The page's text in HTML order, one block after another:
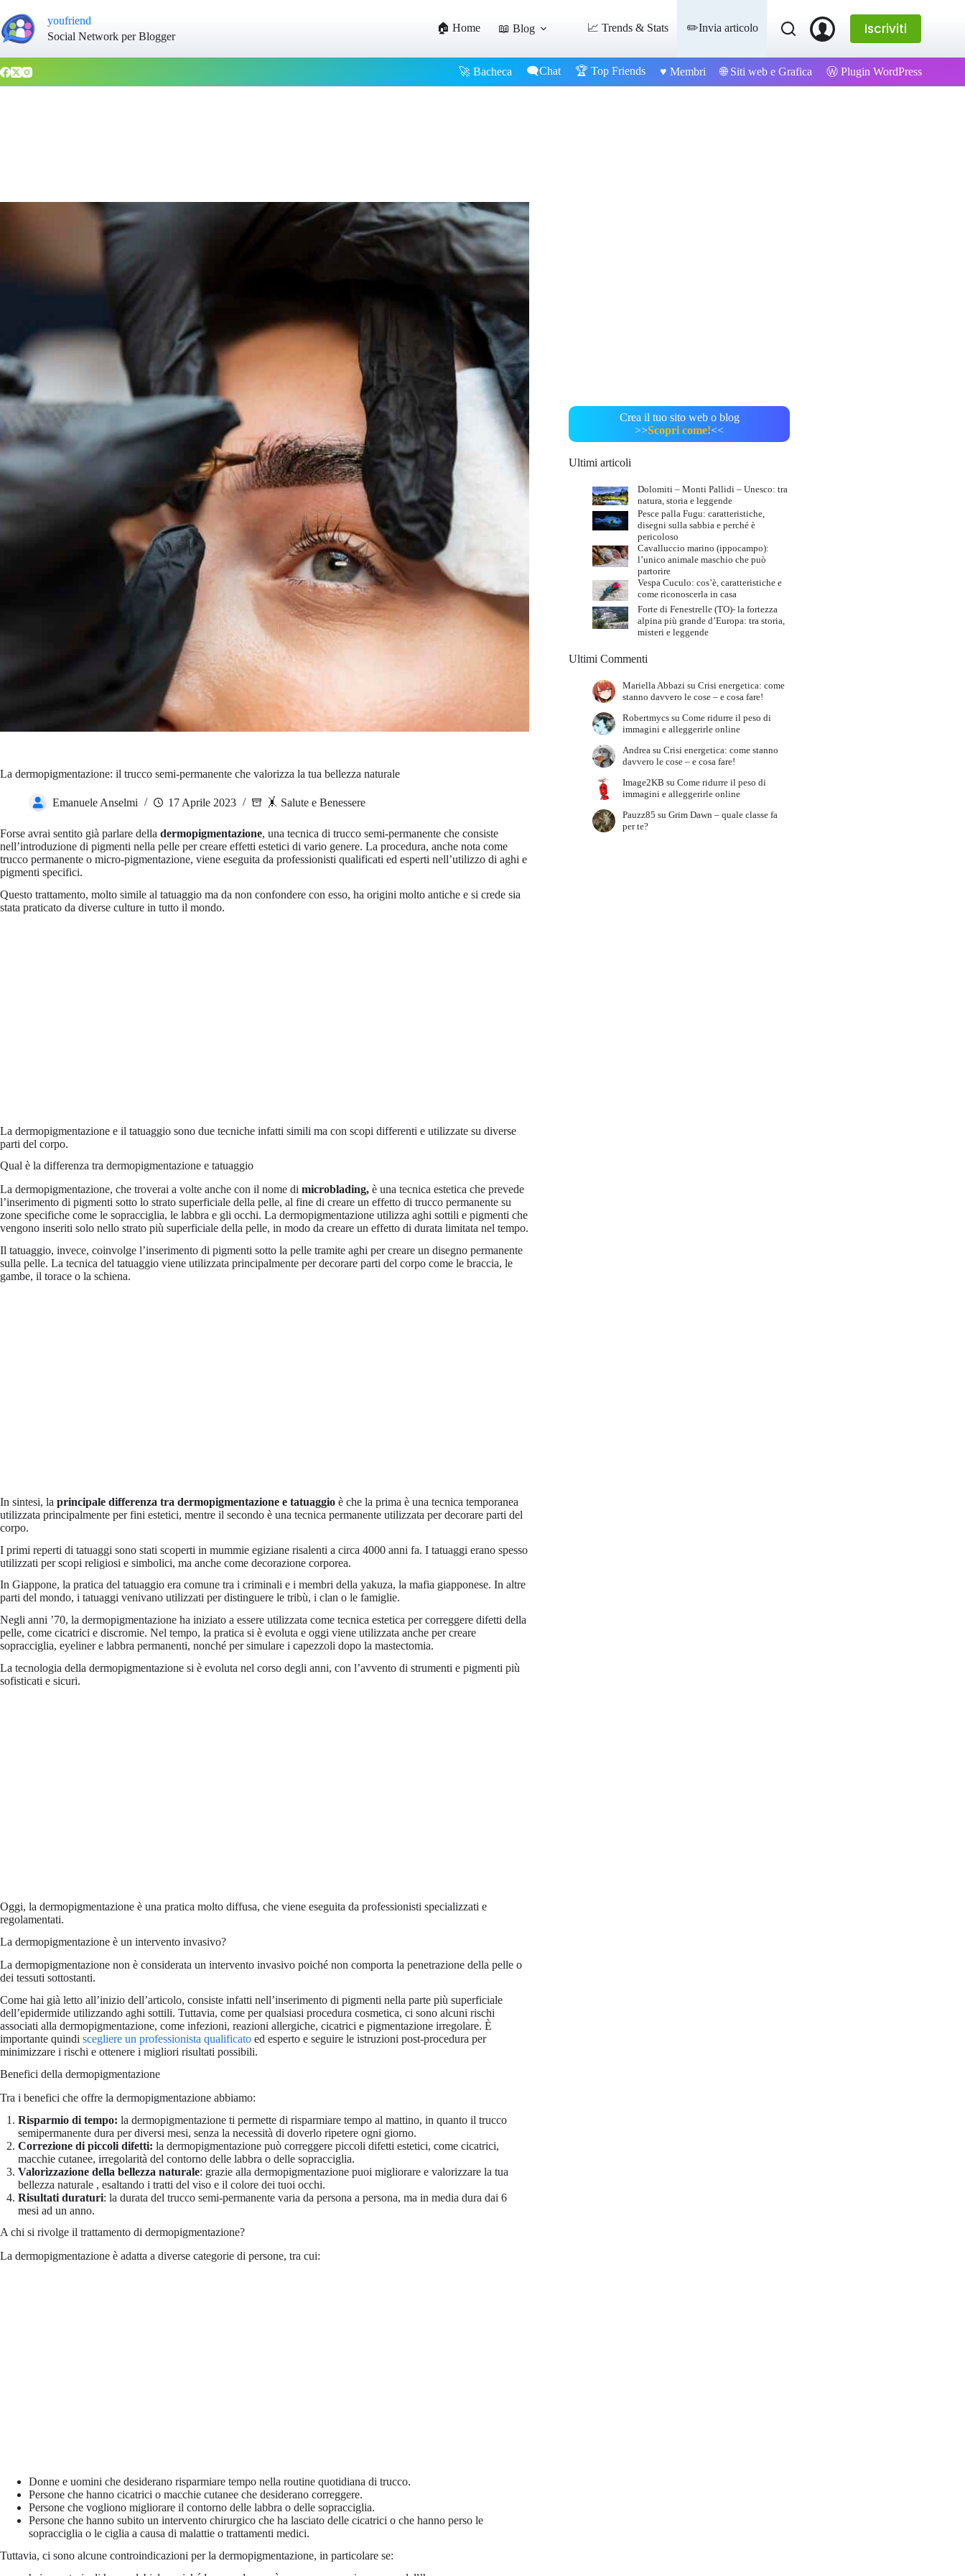
youfriend
Social Network per Blogger
🏠 Home 📖 Blog 📈 Trends & Stats ✏️Invia articolo Iscriviti
🚀 Bacheca 🗨️Chat 🏆 Top Friends ♥️ Membri 🌐 Siti web e Grafica Ⓦ Plugin WordPress
La dermopigmentazione: il trucco semi-permanente che valorizza la tua bellezza naturale
Emanuele Anselmi 17 Aprile 2023 🤸 Salute e Benessere
Forse avrai sentito già parlare della dermopigmentazione, una tecnica di trucco semi-permanente che consiste
nell’introduzione di pigmenti nella pelle per creare effetti estetici di vario genere. La procedura, anche nota come
trucco permanente o micro-pigmentazione, viene eseguita da professionisti qualificati ed esperti nell’utilizzo di aghi e
pigmenti specifici.
Questo trattamento, molto simile al tatuaggio ma da non confondere con esso, ha origini molto antiche e si crede sia
stata praticato da diverse culture in tutto il mondo.
La dermopigmentazione e il tatuaggio sono due tecniche infatti simili ma con scopi differenti e utilizzate su diverse
parti del corpo.
Qual è la differenza tra dermopigmentazione e tatuaggio
La dermopigmentazione, che troverai a volte anche con il nome di microblading, è una tecnica estetica che prevede
l’inserimento di pigmenti sotto lo strato superficiale della pelle, al fine di creare un effetto di trucco permanente su
zone specifiche come le sopracciglia, le labbra e gli occhi. La dermopigmentazione utilizza aghi sottili e pigmenti che
vengono inseriti solo nello strato più superficiale della pelle, in modo da creare un effetto di durata limitata nel tempo.
Il tatuaggio, invece, coinvolge l’inserimento di pigmenti sotto la pelle tramite aghi per creare un disegno permanente
sulla pelle. La tecnica del tatuaggio viene utilizzata principalmente per decorare parti del corpo come le braccia, le
gambe, il torace o la schiena.
In sintesi, la principale differenza tra dermopigmentazione e tatuaggio è che la prima è una tecnica temporanea
utilizzata principalmente per fini estetici, mentre il secondo è una tecnica permanente utilizzata per decorare parti del
corpo.
I primi reperti di tatuaggi sono stati scoperti in mummie egiziane risalenti a circa 4000 anni fa. I tatuaggi erano spesso
utilizzati per scopi religiosi e simbolici, ma anche come decorazione corporea.
In Giappone, la pratica del tatuaggio era comune tra i criminali e i membri della yakuza, la mafia giapponese. In altre
parti del mondo, i tatuaggi venivano utilizzati per distinguere le tribù, i clan o le famiglie.
Negli anni ’70, la dermopigmentazione ha iniziato a essere utilizzata come tecnica estetica per correggere difetti della
pelle, come cicatrici e discromie. Nel tempo, la pratica si è evoluta e oggi viene utilizzata anche per creare
sopracciglia, eyeliner e labbra permanenti, nonché per simulare i capezzoli dopo la mastectomia.
La tecnologia della dermopigmentazione si è evoluta nel corso degli anni, con l’avvento di strumenti e pigmenti più
sofisticati e sicuri.
Oggi, la dermopigmentazione è una pratica molto diffusa, che viene eseguita da professionisti specializzati e
regolamentati.
La dermopigmentazione è un intervento invasivo?
La dermopigmentazione non è considerata un intervento invasivo poiché non comporta la penetrazione della pelle o
dei tessuti sottostanti.
Come hai già letto all’inizio dell’articolo, consiste infatti nell’inserimento di pigmenti nella parte più superficiale
dell’epidermide utilizzando aghi sottili. Tuttavia, come per qualsiasi procedura cosmetica, ci sono alcuni rischi
associati alla dermopigmentazione, come infezioni, reazioni allergiche, cicatrici e pigmentazione irregolare. È
importante quindi scegliere un professionista qualificato ed esperto e seguire le istruzioni post-procedura per
minimizzare i rischi e ottenere i migliori risultati possibili.
Benefici della dermopigmentazione
Tra i benefici che offre la dermopigmentazione abbiamo:
Risparmio di tempo: la dermopigmentazione ti permette di risparmiare tempo al mattino, in quanto il trucco
semipermanente dura per diversi mesi, senza la necessità di doverlo ripetere ogni giorno.
Correzione di piccoli difetti: la dermopigmentazione può correggere piccoli difetti estetici, come cicatrici,
macchie cutanee, irregolarità del contorno delle labbra o delle sopracciglia.
Valorizzazione della bellezza naturale: grazie alla dermopigmentazione puoi migliorare e valorizzare la tua
bellezza naturale , esaltando i tratti del viso e il colore dei tuoi occhi.
Risultati duraturi: la durata del trucco semi-permanente varia da persona a persona, ma in media dura dai 6
mesi ad un anno.
A chi si rivolge il trattamento di dermopigmentazione?
La dermopigmentazione è adatta a diverse categorie di persone, tra cui:
Donne e uomini che desiderano risparmiare tempo nella routine quotidiana di trucco.
Persone che hanno cicatrici o macchie cutanee che desiderano correggere.
Persone che vogliono migliorare il contorno delle labbra o delle sopracciglia.
Persone che hanno subito un intervento chirurgico che ha lasciato delle cicatrici o che hanno perso le
sopracciglia o le ciglia a causa di malattie o trattamenti medici.
Tuttavia, ci sono alcune controindicazioni per la dermopigmentazione, in particolare se:
Crea il tuo sito web o blog
>>Scopri come!<<
Ultimi articoli
Dolomiti – Monti Pallidi – Unesco: tra
natura, storia e leggende
Pesce palla Fugu: caratteristiche,
disegni sulla sabbia e perché è
pericoloso
Cavalluccio marino (ippocampo):
l’unico animale maschio che può
partorire
Vespa Cuculo: cos’è, caratteristiche e
come riconoscerla in casa
Forte di Fenestrelle (TO)- la fortezza
alpina più grande d’Europa: tra storia,
misteri e leggende
Ultimi Commenti
Mariella Abbazi su Crisi energetica: come
stanno davvero le cose – e cosa fare!
Robertmycssu Come ridurre il peso di
immagini e alleggerirle online
Andrea su Crisi energetica: come stanno
davvero le cose – e cosa fare!
Image2KB su Come ridurre il peso di
immagini e alleggerirle online
Pauzz85 su Grim Dawn – quale classe fa
per te?